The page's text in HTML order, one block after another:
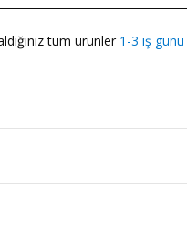
tüm ürünler 1-3 iş günü